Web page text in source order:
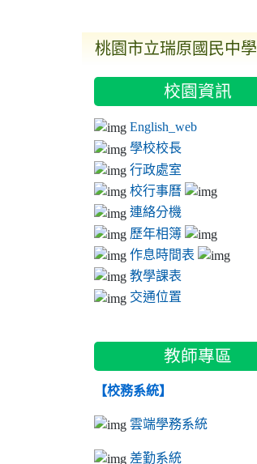
桃園市立瑞原國民中學
::: 校園資訊
English_web
學校校長
行政處室
校行事曆
連絡分機
歷年相簿
作息時間表
教學課表
交通位置
教師專區
【校務系統】
雲端學務系統
差勤系統